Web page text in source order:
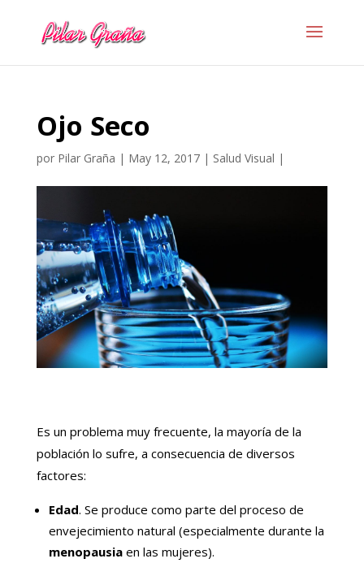
Ojo Seco
por Pilar Graña | May 12, 2017| Salud Visual |
Es un problema muy frecuente, la mayoría de la
población lo sufre, a consecuencia de diversos
factores:
Edad. Se produce como parte del proceso de
envejecimiento natural (especialmente durante la
menopausiaen las mujeres).